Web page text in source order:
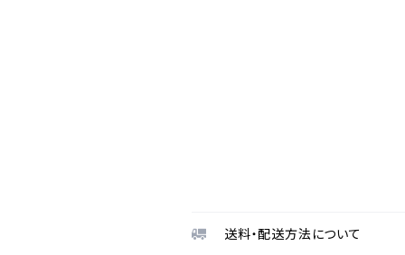
送料・配送方法について